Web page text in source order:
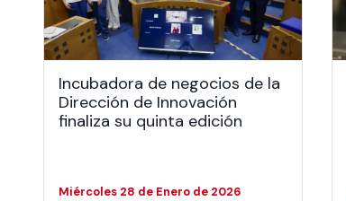
Te puede interesar: International students
Te puede interesar: Explora el campus Uandes
Incubadora de negocios de la
Dirección de Innovación
finaliza su quinta edición
Miércoles 28 de Enero de 2026